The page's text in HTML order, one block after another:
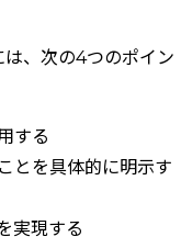
、次の4つのポイン
する
とを具体的に明示す
実現する